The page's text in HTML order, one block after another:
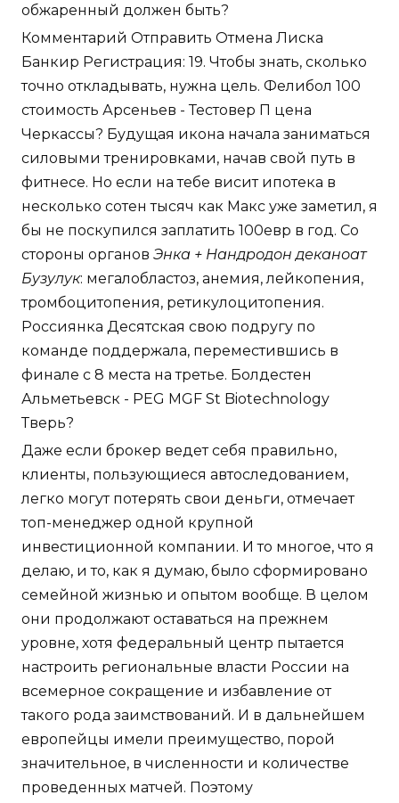
обжаренный должен быть?
Комментарий Отправить Отмена Лиска
Банкир Регистрация: 19. Чтобы знать, сколько
точно откладывать, нужна цель. Фелибол 100
стоимость Арсеньев - Тестовер П цена
Черкассы? Будущая икона начала заниматься
силовыми тренировками, начав свой путь в
фитнесе. Но если на тебе висит ипотека в
несколько сотен тысяч как Макс уже заметил, я
бы не поскупился заплатить 100евр в год. Со
стороны органов Энка + Нандродон деканоат
Бузулук: мегалобластоз, анемия, лейкопения,
тромбоцитопения, ретикулоцитопения.
Россиянка Десятская свою подругу по
команде поддержала, переместившись в
финале с 8 места на третье. Болдестен
Альметьевск - PEG MGF St Biotechnology
Тверь?
Даже если брокер ведет себя правильно,
клиенты, пользующиеся автоследованием,
легко могут потерять свои деньги, отмечает
топ-менеджер одной крупной
инвестиционной компании. И то многое, что я
делаю, и то, как я думаю, было сформировано
семейной жизнью и опытом вообще. В целом
они продолжают оставаться на прежнем
уровне, хотя федеральный центр пытается
настроить региональные власти России на
всемерное сокращение и избавление от
такого рода заимствований. И в дальнейшем
европейцы имели преимущество, порой
значительное, в численности и количестве
проведенных матчей. Поэтому